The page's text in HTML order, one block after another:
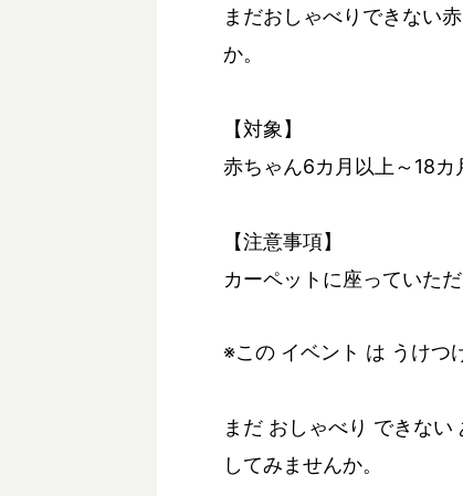
まだおしゃべりできない
か。
【対象】
赤ちゃん6カ月以上～18カ
【注意事項】
カーペットに座っていた
※この イベント は うけつ
まだ おしゃべり できな
してみませんか。